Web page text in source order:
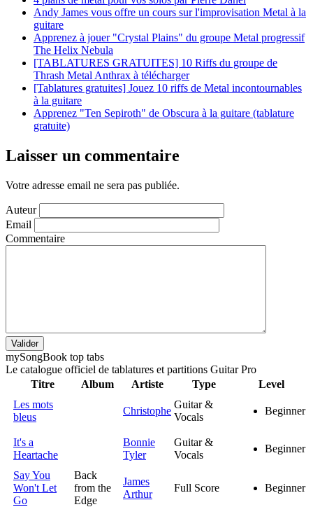
Andy James vous offre un cours sur l'improvisation Metal à la
guitare
Apprenez à jouer "Crystal Plains" du groupe Metal progressif
The Helix Nebula
[TABLATURES GRATUITES] 10 Riffs du groupe de
Thrash Metal Anthrax à télécharger
[Tablatures gratuites] Jouez 10 riffs de Metal incontournables
à la guitare
Apprenez "Ten Sepiroth" de Obscura à la guitare (tablature
gratuite)
Laisser un commentaire
Votre adresse email ne sera pas publiée.
Auteur
Email
Commentaire
Valider
mySongBook top tabs
Le catalogue officiel de tablatures et partitions Guitar Pro
Titre
Album Artiste Type
Level
Les mots
bleus
Christophe
Guitar &
Vocals
Beginner
It's a
Heartache
Bonnie
Tyler
Guitar &
Vocals
Beginner
Say You
Won't Let
Go
Back
from the
Edge
James
Arthur
Full Score Beginner